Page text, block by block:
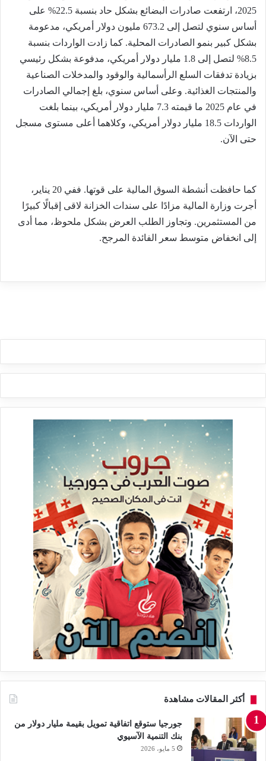
2025، ارتفعت صادرات البضائع بشكل حاد بنسبة 22.5% على
أساس سنوي لتصل إلى 673.2 مليون دولار أمريكي، مدعومة
بشكل كبير بنمو الصادرات المحلية. كما زادت الواردات بنسبة
8.5% لتصل إلى 1.8 مليار دولار أمريكي، مدفوعة بشكل رئيسي
بزيادة تدفقات السلع الرأسمالية والوقود والمدخلات الصناعية
والمنتجات الغذائية. وعلى أساس سنوي، بلغ إجمالي الصادرات
في عام 2025 ما قيمته 7.3 مليار دولار أمريكي، بينما بلغت
الواردات 18.5 مليار دولار أمريكي، وكلاهما أعلى مستوى مسجل
حتى الآن.
كما حافظت أنشطة السوق المالية على قوتها. ففي 20 يناير،
أجرت وزارة المالية مزادًا على سندات الخزانة لاقى إقبالًا كبيرًا
من المستثمرين. وتجاوز الطلب العرض بشكل ملحوظ، مما أدى
إلى انخفاض متوسط ​​سعر الفائدة المرجح.
أكثر المقالات مشاهدة
جورجيا ستوقع اتفاقية تمويل بقيمة مليار دولار من
بنك التنمية الآسيوي
5 مايو، 2026